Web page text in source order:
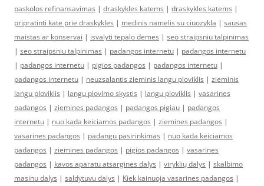
paskolos refinansavimas | draskykles katems | draskykles katems |
pripratinti kate prie draskykles | medinis namelis su ciuozykla | sausas
maistas ar konservai | isvalyti tepalo demes | seo straipsniu talpinimas
| seo straipsniu talpinimas | padangos internetu | padangos internetu
| padangos internetu | pigios padangos | padangos internetu |
padangos internetu | neuzsalantis zieminis langu ploviklis | zieminis
langu ploviklis | langu plovimo skystis | langu ploviklis | vasarines
padangos | ziemines padangos | padangos pigiau | padangos
internetu | nuo kada keiciamos padangos | ziemines padangos |
vasarines padangos | padangu pasirinkimas | nuo kada keiciamos
padangos | ziemines padangos | pigios padangos | vasarines
padangos | kavos aparatu atsargines dalys | viryklių dalys | skalbimo
masinu dalys | saldytuvu dalys | Kiek kainuoja vasarines padangos |